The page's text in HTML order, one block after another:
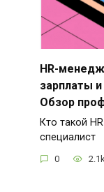
HR-
зарплаты и
Обзор
Кто такой
специалист
0